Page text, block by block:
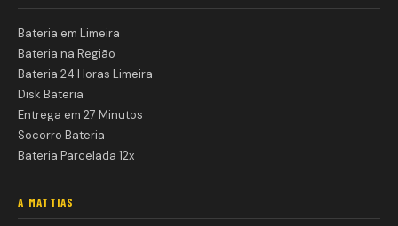
Bateria em Limeira
Bateria na Região
Bateria 24 Horas Limeira
Disk Bateria
Entrega em 27 Minutos
Socorro Bateria
Bateria Parcelada 12x
A MATTIAS